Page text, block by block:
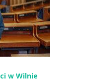
w Wilnie